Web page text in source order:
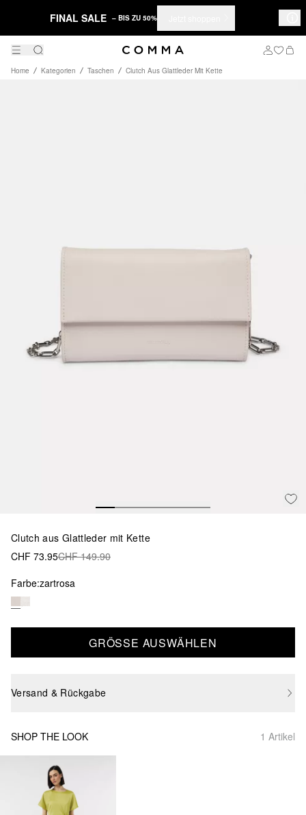
FINAL SALE – BIS ZU 50%
Home Kategorien Taschen Clutch Aus Glattleder Mit Kette
Clutch aus Glattleder mit Kette
CHF 73.95CHF 149.90
Farbe:zartrosa
GRÖSSE AUSWÄHLEN
Versand & Rückgabe
SHOP THE LOOK 1 Artikel